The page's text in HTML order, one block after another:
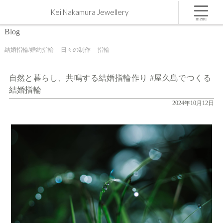
自然と暮らし、共鳴する結婚指輪作り #屋久島でつくる結婚指輪 | 屋久島,ジュエリー,オーダーメ
イドのマリッジリング（結婚・婚約指輪）制作 | Kei Nakamura Jewellery Blog
Kei Nakamura Jewellery
Blog
結婚指輪/婚約指輪 日々の制作 指輪
自然と暮らし、共鳴する結婚指輪作り #屋久島でつくる
結婚指輪
2024年10月12日
menu